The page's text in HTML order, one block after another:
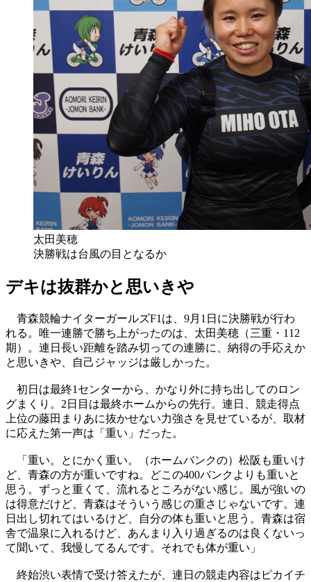
太田美穂
決勝戦は台風の目となるか
デキは抜群かと思いきや
青森競輪ナイターガールズF1は、9月1日に決勝戦が行わ
れる。唯一連勝で勝ち上がったのは、太田美穂（三重・112
期）。連日長い距離を踏み切っての連勝に、納得の手応えか
と思いきや、自己ジャッジは厳しかった。
初日は最終1センターから、かなり外に持ち出してのロン
グまくり。2日目は最終ホームからの先行。連日、競走得点
上位の藤田まりあに抜かせない力強さを見せているが、取材
に応えた第一声は「重い」だった。
「重い。とにかく重い。（ホームバンクの）松阪も重いけ
ど、青森の方が重いですね。どこの400バンクよりも重いと
思う。ずっと重くて、流れるところがない感じ。風が強いの
は得意だけど、青森はそういう感じの重さじゃないです。連
日出し切れてはいるけど、自分の体も重いと思う。青森は宿
舎で温泉に入れるけど、あんまり入り過ぎるのは良くないっ
て聞いて、我慢してるんです。それでも体が重い」
終始渋い表情で受け答えたが、連日の競走内容はピカイチ